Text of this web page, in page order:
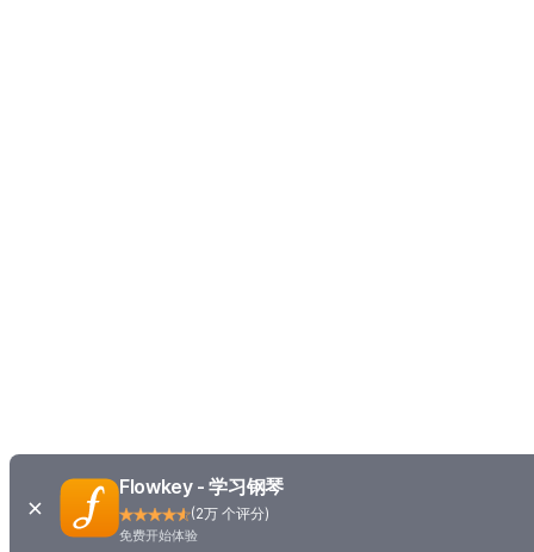
Flowkey - 学习钢琴
(2万 个评分)
免费开始体验